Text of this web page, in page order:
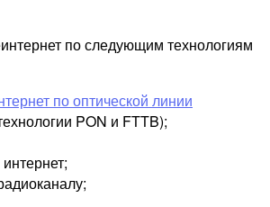
по следующим технологиям
по оптической линии
PON и FTTB);